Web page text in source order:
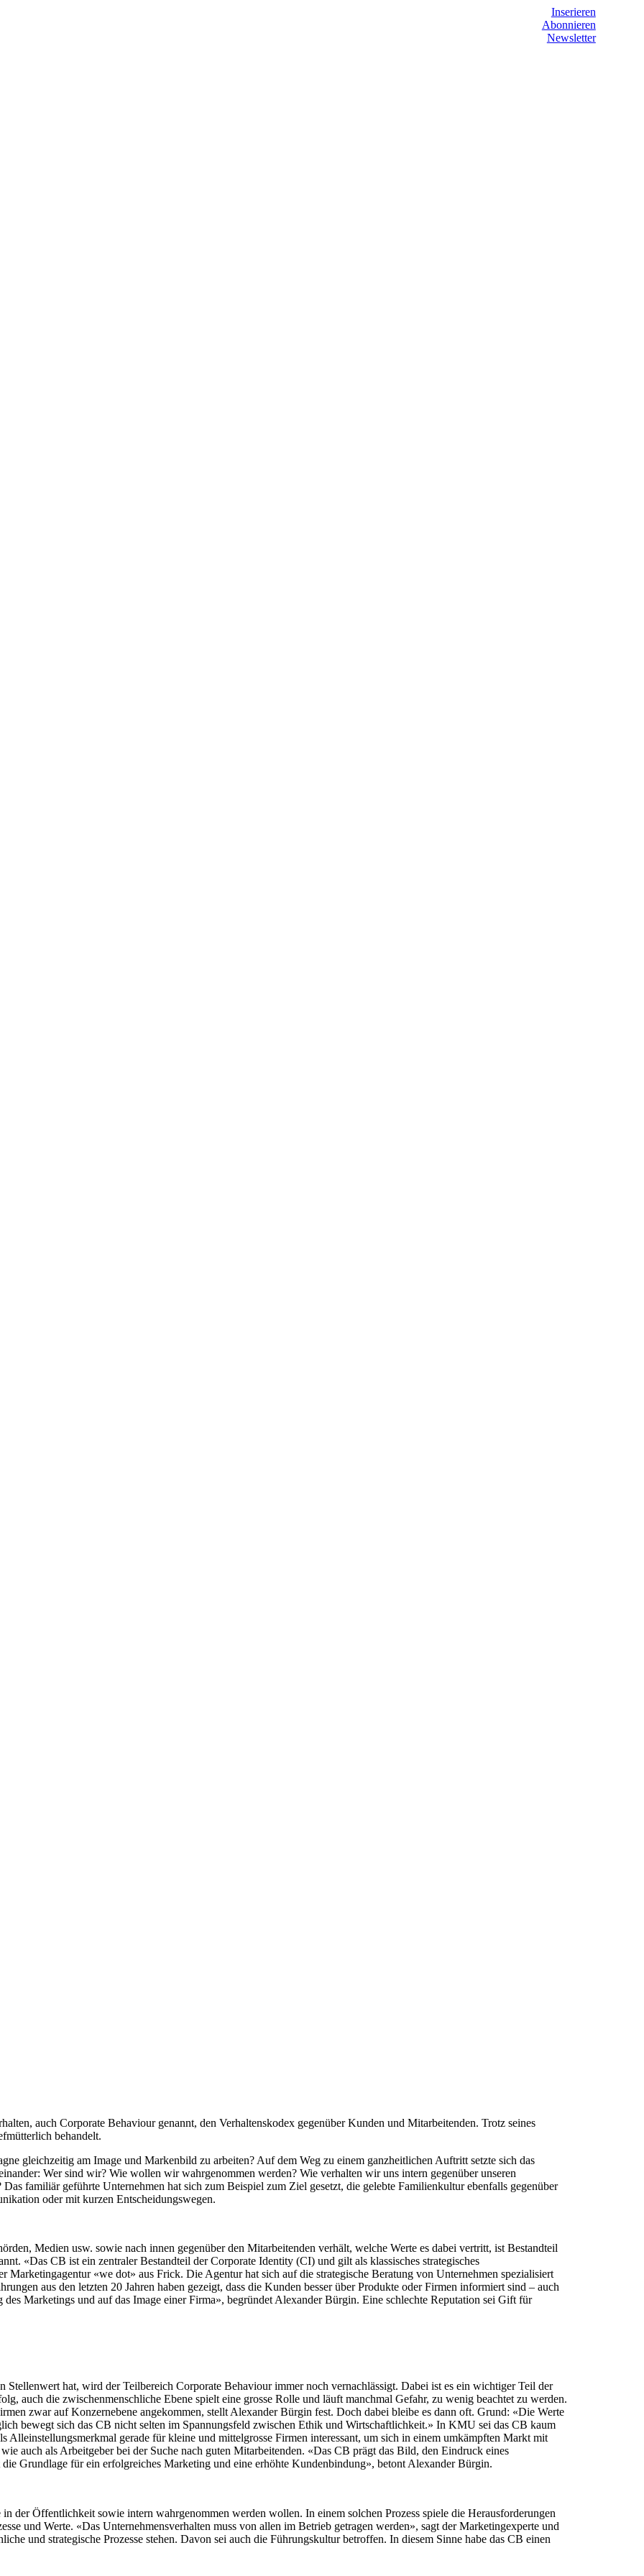
Inserieren
Abonnieren
Newsletter
auch Corporate Behaviour genannt, den Verhaltenskodex gegenüber Kunden und Mitarbeitenden. Trotz seines
behandelt.
gleichzeitig am Image und Markenbild zu arbeiten? Auf dem Weg zu einem ganzheitlichen Auftritt setzte sich das
Wer sind wir? Wie wollen wir wahrgenommen werden? Wie verhalten wir uns intern gegenüber unseren
familiär geführte Unternehmen hat sich zum Beispiel zum Ziel gesetzt, die gelebte Familienkultur ebenfalls gegenüber
oder mit kurzen Entscheidungswegen.
Medien usw. sowie nach innen gegenüber den Mitarbeitenden verhält, welche Werte es dabei vertritt, ist Bestandteil
«Das CB ist ein zentraler Bestandteil der Corporate Identity (CI) und gilt als klassisches strategisches
«we dot» aus Frick. Die Agentur hat sich auf die strategische Beratung von Unternehmen spezialisiert
aus den letzten 20 Jahren haben gezeigt, dass die Kunden besser über Produkte oder Firmen informiert sind – auch
Marketings und auf das Image einer Firma», begründet Alexander Bürgin. Eine schlechte Reputation sei Gift für
hat, wird der Teilbereich Corporate Behaviour immer noch vernachlässigt. Dabei ist es ein wichtiger Teil der
auch die zwischenmenschliche Ebene spielt eine grosse Rolle und läuft manchmal Gefahr, zu wenig beachtet zu werden.
zwar auf Konzernebene angekommen, stellt Alexander Bürgin fest. Doch dabei bleibe es dann oft. Grund: «Die Werte
bewegt sich das CB nicht selten im Spannungsfeld zwischen Ethik und Wirtschaftlichkeit.» In KMU sei das CB kaum
Alleinstellungsmerkmal gerade für kleine und mittelgrosse Firmen interessant, um sich in einem umkämpften Markt mit
auch als Arbeitgeber bei der Suche nach guten Mitarbeitenden. «Das CB prägt das Bild, den Eindruck eines
Grundlage für ein erfolgreiches Marketing und eine erhöhte Kundenbindung», betont Alexander Bürgin.
der Öffentlichkeit sowie intern wahrgenommen werden wollen. In einem solchen Prozess spiele die Herausforderungen
und Werte. «Das Unternehmensverhalten muss von allen im Betrieb getragen werden», sagt der Marketingexperte und
und strategische Prozesse stehen. Davon sei auch die Führungskultur betroffen. In diesem Sinne habe das CB einen